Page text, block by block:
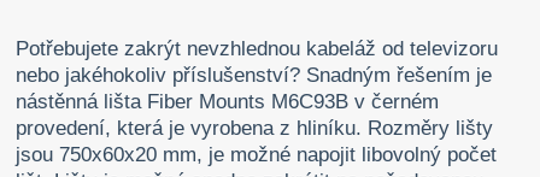
Potřebujete zakrýt nevzhlednou kabeláž od televizoru
nebo jakéhokoliv příslušenství? Snadným řešením je
nástěnná lišta Fiber Mounts M6C93B v černém
provedení, která je vyrobena z hliníku. Rozměry lišty
jsou 750x60x20 mm, je možné napojit libovolný počet